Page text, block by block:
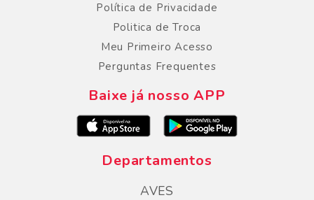
Política de Privacidade
Politica de Troca
Meu Primeiro Acesso
Perguntas Frequentes
Baixe já nosso APP
Departamentos
AVES